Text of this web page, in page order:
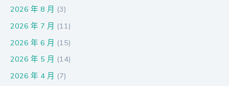
2026 年 8 月 (3)
2026 年 7 月 (11)
2026 年 6 月 (15)
2026 年 5 月 (14)
2026 年 4 月 (7)